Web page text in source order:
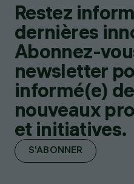
Restez
dernières
Abonnez-
newsletter
informé(e)
nouveaux
et initiatives.
S'ABONNER